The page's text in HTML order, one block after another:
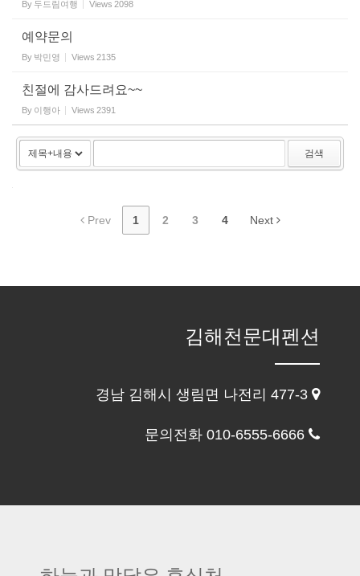
By 두드림여행 Views 2098
예약문의
By 박민영 Views 2135
친절에 감사드려요~~
By 이행아 Views 2391
검색
Prev 1 2 3 4 Next
김해천문대펜션
경남 김해시 생림면 나전리 477-3
문의전화 010-6555-6666